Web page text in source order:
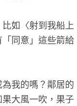
如〈射到我船上
同意」這些箭給
我的嗎？鄰居的
大風一吹，果子